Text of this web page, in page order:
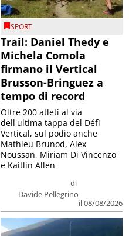
SPORT
Trail: Daniel Thedy e
Michela Comola
firmano il Vertical
Brusson-Bringuez a
tempo di record
di
Davide Pellegrino
il 08/08/2026
Oltre 200 atleti al via
dell'ultima tappa del Défì
Vertical, sul podio anche
Mathieu Brunod, Alex
Noussan, Miriam Di Vincenzo
e Kaitlin Allen